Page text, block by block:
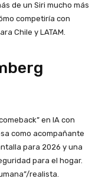
de un Siri mucho más
competiría con
Chile y LATAM.
en IA con
como acompañante
para 2026 y una
para el hogar.
realista.